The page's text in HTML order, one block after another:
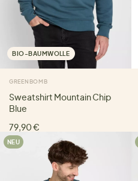
BIO-BAUMWOLLE
GREENBOMB
Sweatshirt Mountain Chip
Blue
79,90 €
NEU